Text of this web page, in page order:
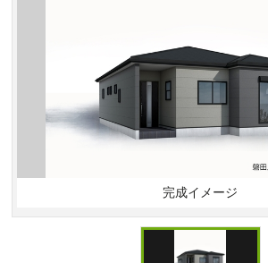
完成イメージ